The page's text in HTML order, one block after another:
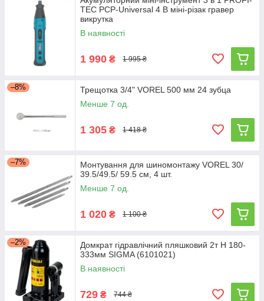
TEC PCP-Universal 4 В міні-різак гравер
викрутка
В наявності
1 990 ₴ 1 995 ₴
–8%
Трещотка 3/4" VOREL 500 мм 24 зубца
Менше 7 од.
1 305 ₴ 1 418 ₴
–7%
Монтування для шиномонтажу VOREL 30/
39.5/49.5/ 59.5 см, 4 шт.
Менше 7 од.
1 020 ₴ 1 100 ₴
–2%
Домкрат гідравлічний пляшковий 2т H 180-
333мм SIGMA (6101021)
В наявності
729 ₴ 744 ₴